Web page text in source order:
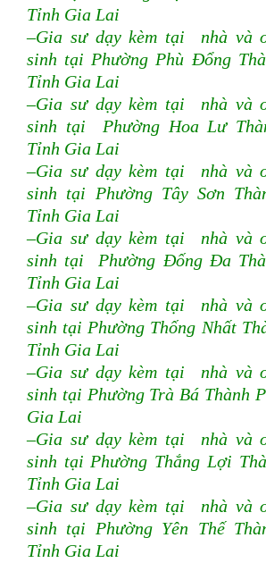
Tỉnh Gia Lai
–Gia sư dạy kèm tại nhà và
sinh tại Phường Phù Đổng
Tỉnh Gia Lai
–Gia sư dạy kèm tại nhà và
sinh tại Phường Hoa Lư
Tỉnh Gia Lai
–Gia sư dạy kèm tại nhà và
sinh tại Phường Tây Sơn
Tỉnh Gia Lai
–Gia sư dạy kèm tại nhà và
sinh tại Phường Đống Đa
Tỉnh Gia Lai
–Gia sư dạy kèm tại nhà và
sinh tại Phường Thống Nhất
Tỉnh Gia Lai
–Gia sư dạy kèm tại nhà và
sinh tại Phường Trà Bá Thành
Gia Lai
–Gia sư dạy kèm tại nhà và
sinh tại Phường Thắng Lợi
Tỉnh Gia Lai
–Gia sư dạy kèm tại nhà và
sinh tại Phường Yên Thế
Tỉnh Gia Lai